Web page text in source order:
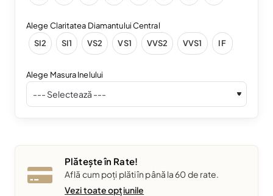
Alege Claritatea Diamantului Central
SI2
SI1 VS2 VS1 VVS2 VVS1 IF
Alege Masura Inelului
Plătește în Rate!
Află cum poți plăti în până la 60 de rate.
Vezi toate opțiunile